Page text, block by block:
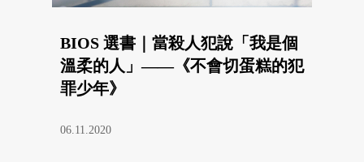
BIOS 選書｜當殺人犯說「我是個
溫柔的人」——《不會切蛋糕的犯
罪少年》
06.11.2020